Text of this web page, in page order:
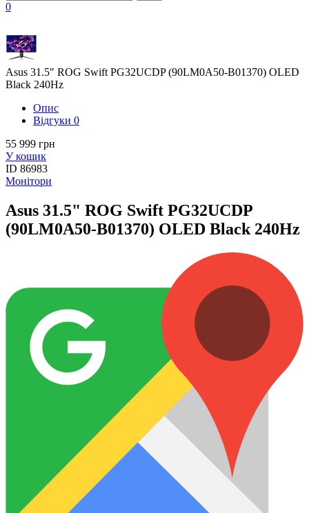
0
Asus 31.5" ROG Swift PG32UCDP (90LM0A50-B01370) OLED
Black 240Hz
Опис
Вiдгуки 0
55 999 грн
У кошик
ID 86983
Монітори
Asus 31.5" ROG Swift PG32UCDP
(90LM0A50-B01370) OLED Black 240Hz